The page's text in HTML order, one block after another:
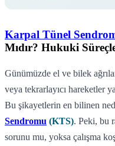
Karpal Tünel
Mıdır? Hukuki
Günümüzde el ve bilek
veya tekrarlayıcı hareketler
Bu şikayetlerin en bilinen
Sendromu (KTS). Peki, bu
sorunu mu, yoksa çalışma